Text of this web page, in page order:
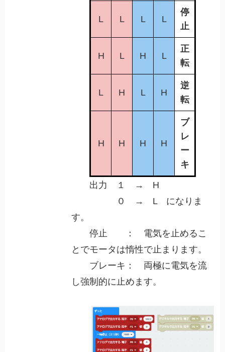
L L L L
停
止
H L H L
正
転
L H L H
逆
転
H H H H
ブ
レ
ー
キ
出力 １ → H
０ → L になりま
す。
停止 ： 電気を止めるこ
とでモータは惰性で止まります。
ブレーキ： 両極に電気を流
し強制的に止めます。